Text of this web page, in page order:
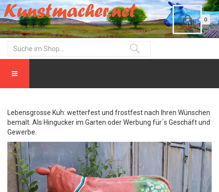
0
Lebensgrosse Kuh: wetterfest und frostfest nach Ihren Wünschen
bemalt. Als Hingucker im Garten oder Werbung für´s Geschäft und
Gewerbe.